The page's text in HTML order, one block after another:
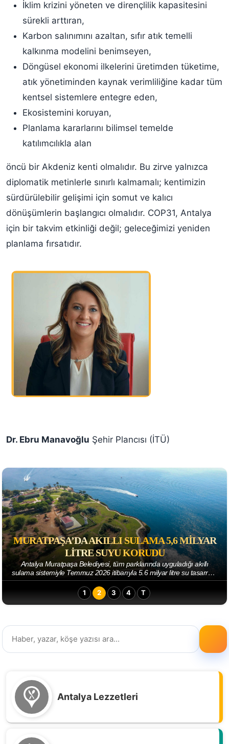
İklim krizini yöneten ve dirençlilik kapasitesini
sürekli arttıran,
Karbon salınımını azaltan, sıfır atık temelli
kalkınma modelini benimseyen,
Döngüsel ekonomi ilkelerini üretimden tüketime,
atık yönetiminden kaynak verimliliğine kadar tüm
kentsel sistemlere entegre eden,
Ekosistemini koruyan,
Planlama kararlarını bilimsel temelde
katılımcılıkla alan
öncü bir Akdeniz kenti olmalıdır. Bu zirve yalnızca
diplomatik metinlerle sınırlı kalmamalı; kentimizin
sürdürülebilir gelişimi için somut ve kalıcı
dönüşümlerin başlangıcı olmalıdır. COP31, Antalya
için bir takvim etkinliği değil; geleceğimizi yeniden
planlama fırsatıdır.
Dr. Ebru Manavoğlu Şehir Plancısı (İTÜ)
MURATPAŞA’DA AKILLI SULAMA 5,6 MILYAR
LITRE SUYU KORUDU
Antalya Muratpaşa Belediyesi, tüm parklarında uyguladığı akıllı
sulama sistemiyle Temmuz 2026 itibarıyla 5.6 milyar litre su tasarrufu
sağladı. Parkların sul...
1
2 3 4 T
Antalya Lezzetleri